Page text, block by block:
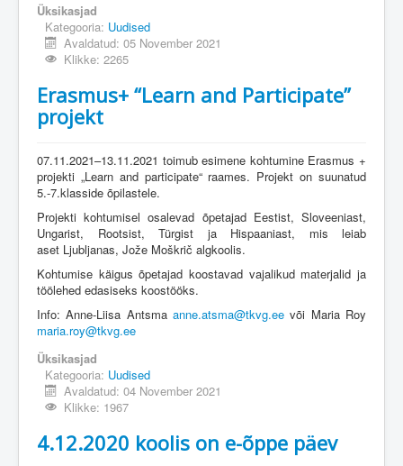
Üksikasjad
Kategooria: Uudised
Avaldatud: 05 November 2021
Klikke: 2265
Erasmus+ “Learn and Participate”
projekt
07.11.2021–13.11.2021 toimub esimene kohtumine Erasmus +
projekti „Learn and participate“ raames. Projekt on suunatud
5.-7.klasside õpilastele.
Projekti kohtumisel osalevad õpetajad Eestist, Sloveeniast,
Ungarist, Rootsist, Türgist ja Hispaaniast, mis leiab
aset Ljubljanas, Jože Moškrič algkoolis.
Kohtumise käigus õpetajad koostavad vajalikud materjalid ja
töölehed edasiseks koostööks.
Info: Anne-Liisa Antsma anne.atsma@tkvg.ee või Maria Roy
maria.roy@tkvg.ee
Üksikasjad
Kategooria: Uudised
Avaldatud: 04 November 2021
Klikke: 1967
4.12.2020 koolis on e-õppe päev